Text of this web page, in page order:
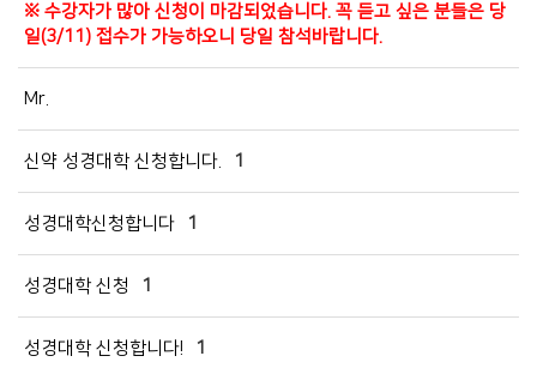
제자예비학교
사역훈련
2025 특별새벽기도회
※ 수강자가 많아 신청이 마감되었습니다. 꼭 듣고 싶은 분들은 당
일(3/11) 접수가 가능하오니 당일 참석바랍니다.
Mr.
신약 성경대학 신청합니다. 1
성경대학신청합니다 1
성경대학 신청 1
성경대학 신청합니다! 1